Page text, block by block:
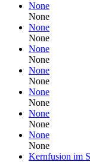
None
None
None
None
None
None
None
None
None
None
None
None
None
None
Kernfusion im